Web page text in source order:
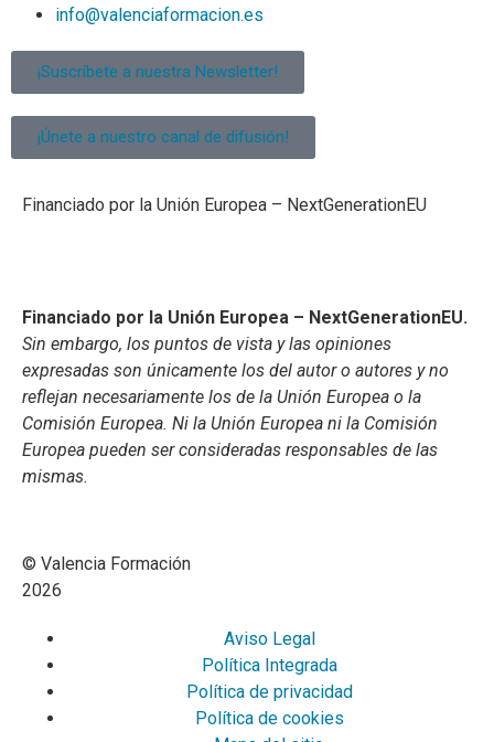
info@valenciaformacion.es
¡Suscríbete a nuestra Newsletter!
¡Únete a nuestro canal de difusión!
Financiado por la Unión Europea – NextGenerationEU
Financiado por la Unión Europea – NextGenerationEU.
Sin embargo, los puntos de vista y las opiniones
expresadas son únicamente los del autor o autores y no
reflejan necesariamente los de la Unión Europea o la
Comisión Europea. Ni la Unión Europea ni la Comisión
Europea pueden ser consideradas responsables de las
mismas.
© Valencia Formación
2026
Aviso Legal
Política Integrada
Política de privacidad
Política de cookies